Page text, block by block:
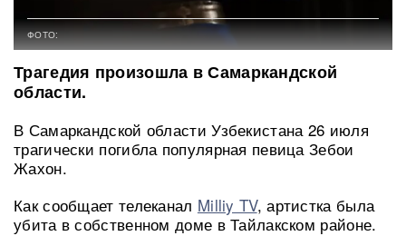
ФОТО:
Трагедия произошла в Самаркандской
области.
В Самаркандской области Узбекистана 26 июля
трагически погибла популярная певица Зебои
Жахон.
Как сообщает телеканал Milliy TV, артистка была
убита в собственном доме в Тайлакском районе.